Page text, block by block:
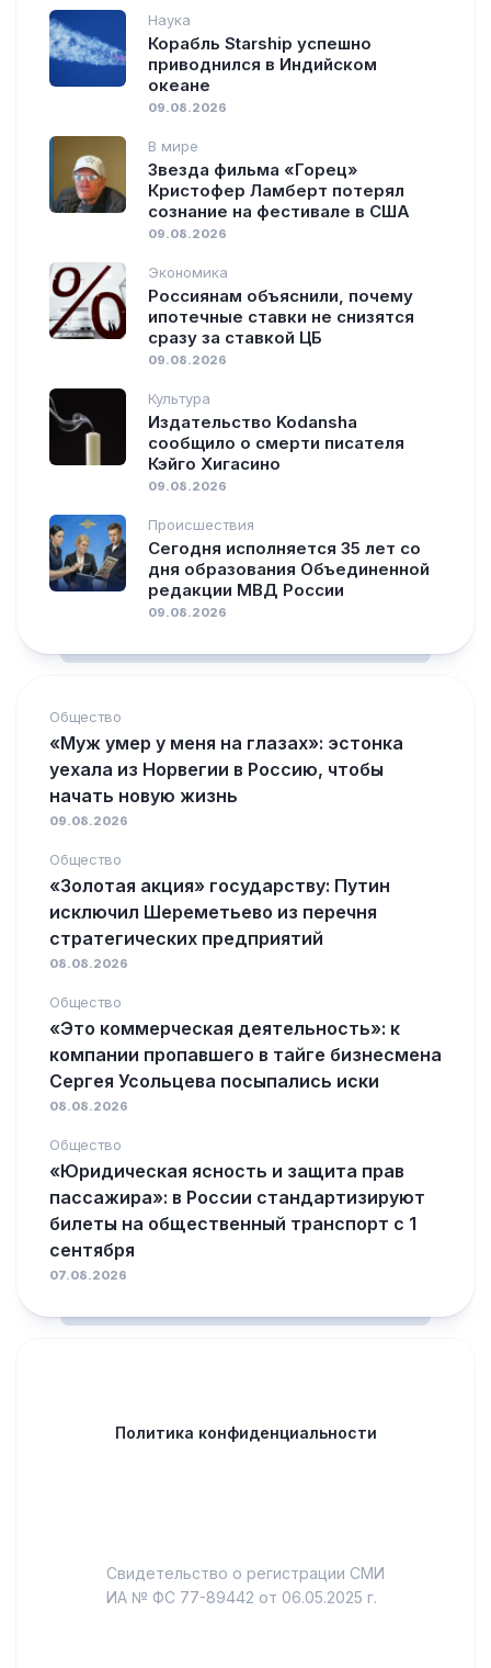
Наука
Корабль Starship успешно
приводнился в Индийском
океане
09.08.2026
В мире
Звезда фильма «Горец»
Кристофер Ламберт потерял
сознание на фестивале в США
09.08.2026
Экономика
Россиянам объяснили, почему
ипотечные ставки не снизятся
сразу за ставкой ЦБ
09.08.2026
Культура
Издательство Kodansha
сообщило о смерти писателя
Кэйго Хигасино
09.08.2026
Происшествия
Сегодня исполняется 35 лет со
дня образования Объединенной
редакции МВД России
09.08.2026
Общество
«Муж умер у меня на глазах»: эстонка
уехала из Норвегии в Россию, чтобы
начать новую жизнь
09.08.2026
Общество
«Золотая акция» государству: Путин
исключил Шереметьево из перечня
стратегических предприятий
08.08.2026
Общество
«Это коммерческая деятельность»: к
компании пропавшего в тайге бизнесмена
Сергея Усольцева посыпались иски
08.08.2026
Общество
«Юридическая ясность и защита прав
пассажира»: в России стандартизируют
билеты на общественный транспорт с 1
сентября
07.08.2026
Политика конфиденциальности
Свидетельство о регистрации СМИ
ИА № ФС 77-89442 от 06.05.2025 г.